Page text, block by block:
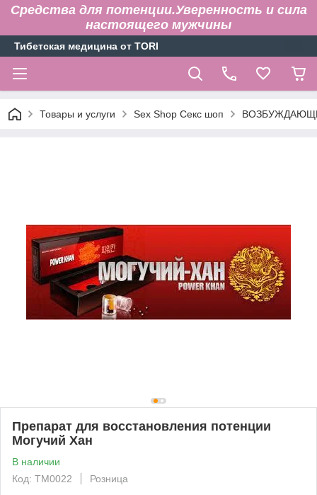
Средства для потенции.Уверенность и сила
настоящего мужчины
Тибетская медицина от TORI
Товары и услуги Sex Shop Секс шоп
Препарат для восстановления потенции
Могучий Хан
В наличии
Код: ТМ0022
Розница